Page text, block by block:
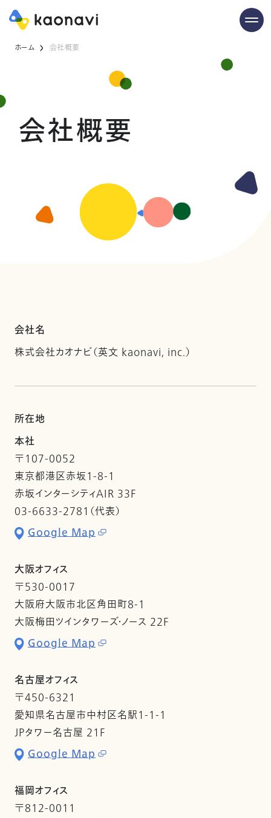
ホーム 会社概要
会社概要
会社名
株式会社カオナビ（英文 kaonavi, inc.）
所在地
本社
〒107-0052
東京都港区赤坂1-8-1
赤坂インターシティAIR 33F
03-6633-2781（代表）
Google Map
大阪オフィス
〒530-0017
大阪府大阪市北区角田町8-1
大阪梅田ツインタワーズ・ノース 22F
Google Map
名古屋オフィス
〒450-6321
愛知県名古屋市中村区名駅1-1-1
JPタワー名古屋 21F
Google Map
福岡オフィス
〒812-0011